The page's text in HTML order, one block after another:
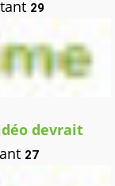
29
devrait
27